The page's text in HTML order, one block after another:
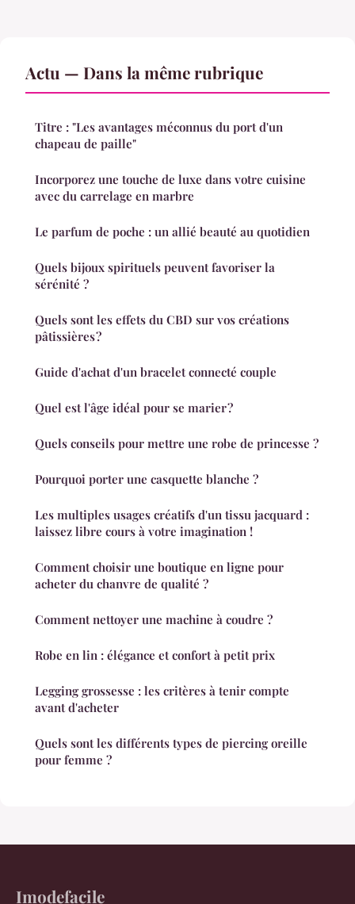
Actu — Dans la même rubrique
Titre : "Les avantages méconnus du port d'un
chapeau de paille"
Incorporez une touche de luxe dans votre cuisine
avec du carrelage en marbre
Le parfum de poche : un allié beauté au quotidien
Quels bijoux spirituels peuvent favoriser la
sérénité ?
Quels sont les effets du CBD sur vos créations
pâtissières ?
Guide d'achat d'un bracelet connecté couple
Quel est l'âge idéal pour se marier ?
Quels conseils pour mettre une robe de princesse ?
Pourquoi porter une casquette blanche ?
Les multiples usages créatifs d'un tissu jacquard :
laissez libre cours à votre imagination !
Comment choisir une boutique en ligne pour
acheter du chanvre de qualité ?
Comment nettoyer une machine à coudre ?
Robe en lin : élégance et confort à petit prix
Legging grossesse : les critères à tenir compte
avant d'acheter
Quels sont les différents types de piercing oreille
pour femme ?
Imodefacile